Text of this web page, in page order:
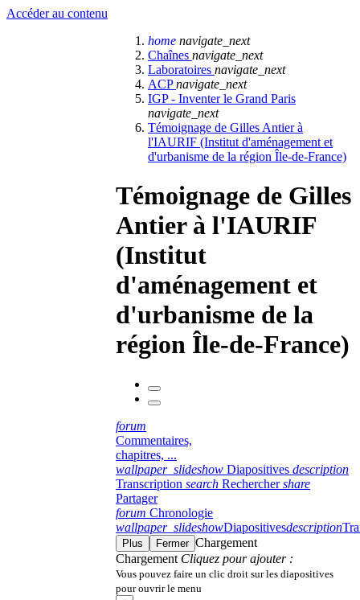
Accéder au contenu
home navigate_next
Chaînes navigate_next
Laboratoires navigate_next
ACPnavigate_next
IGP - Inventer le Grand Paris
navigate_next
Témoignage de Gilles Antier à
l'IAURIF (Institut d'aménagement et
d'urbanisme de la région Île-de-France)
Témoignage de Gilles
Antier à l'IAURIF
(Institut
d'aménagement et
d'urbanisme de la
région Île-de-France)
forum
Commentaires,
chapitres, ...
wallpaper_slideshow Diapositives description
Transcription search Rechercher share
Partager
forum Chronologie
wallpaper_slideshowDiapositivesdescription
Plus Fermer Chargement
Chargement Cliquez pour ajouter :
Vous pouvez faire un clic droit sur les diapositives
pour ouvrir le menu